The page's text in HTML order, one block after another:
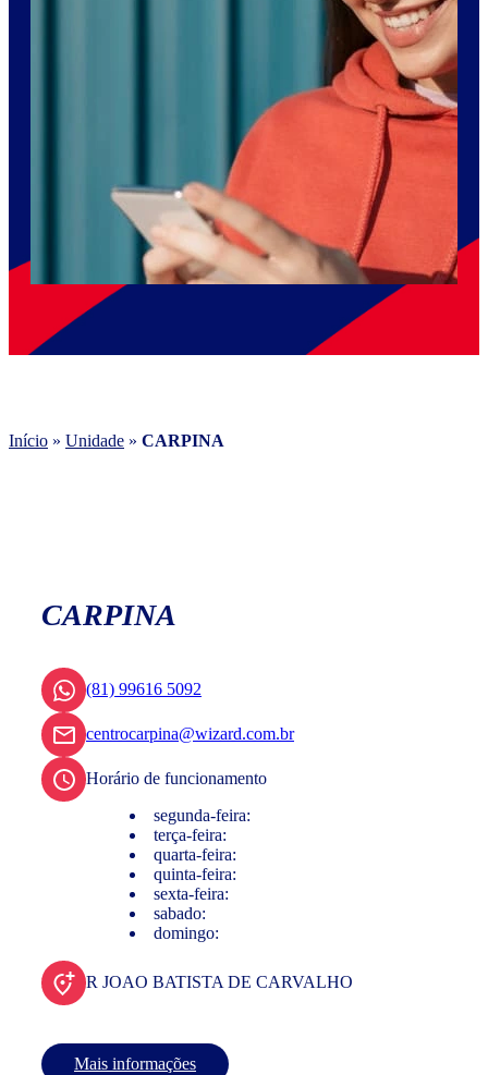
Início » Unidade » CARPINA
CARPINA
(81) 99616 5092
centrocarpina@wizard.com.br
Horário de funcionamento
segunda-feira:
terça-feira:
quarta-feira:
quinta-feira:
sexta-feira:
sabado:
domingo:
R JOAO BATISTA DE CARVALHO
Mais informações